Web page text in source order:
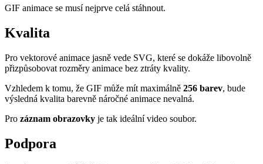
GIF animace se musí nejprve celá stáhnout.
Kvalita
Pro vektorové animace jasně vede SVG, které se dokáže libovolně
přizpůsobovat rozměry animace bez ztráty kvality.
Vzhledem k tomu, že GIF může mít maximálně 256 barev, bude
výsledná kvalita barevně náročné animace nevalná.
Pro záznam obrazovky je tak ideální video soubor.
Podpora